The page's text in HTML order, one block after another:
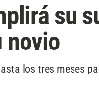
su
novio
los tres meses